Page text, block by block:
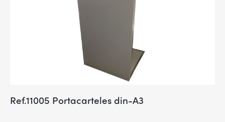
Ref.11005 Portacarteles din-A3